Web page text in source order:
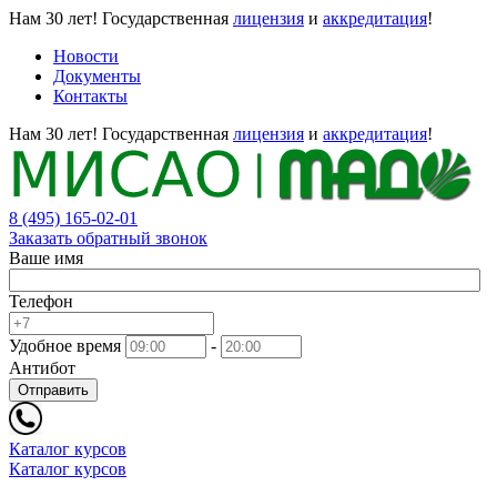
Нам 30 лет! Государственная лицензия и аккредитация!
Новости
Документы
Контакты
Нам 30 лет! Государственная лицензия и аккредитация!
8 (495) 165-02-01
Заказать обратный звонок
Ваше имя
Телефон
Удобное время
-
Антибот
Отправить
Каталог курсов
Каталог курсов